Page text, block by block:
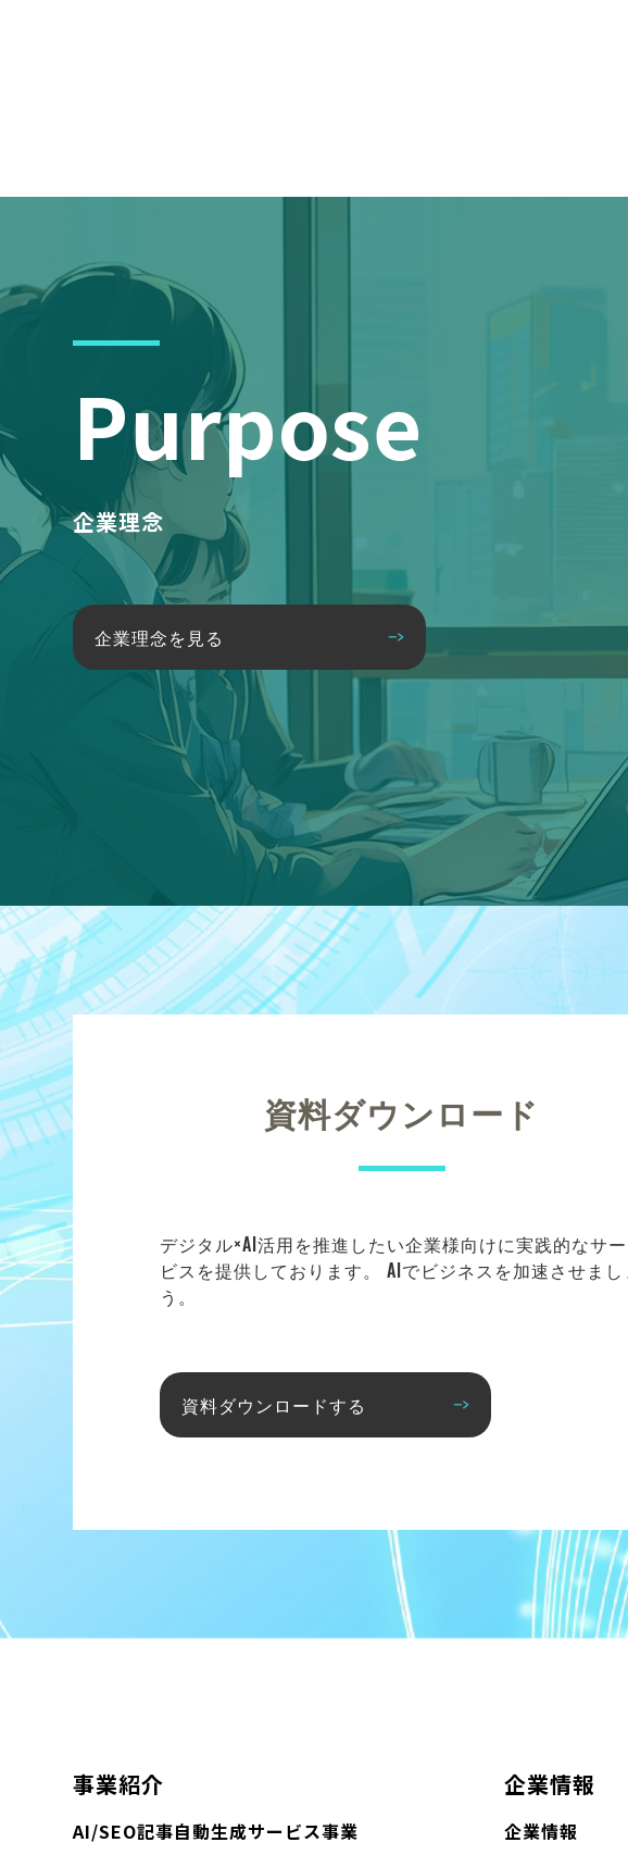
Purpose
企業理念
企業理念を見る
資料ダウンロード
デジタル×AI活用を推進したい企業様向けに実践的なサー
ビスを提供しております。 AIでビジネスを加速させまし
う。
資料ダウンロードする
事業紹介
AI/SEO記事自動生成サービス事業
企業情報
企業情報